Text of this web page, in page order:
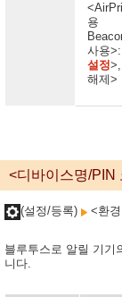
용
사용
설정
해제>
<디바이스명/PIN
(설정/등록) <환
블루투스로 알릴 기기
니다.